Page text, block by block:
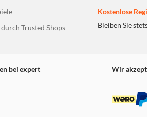
Trusted Shops
Kostenlose
Bleiben Sie
bei expert Wir